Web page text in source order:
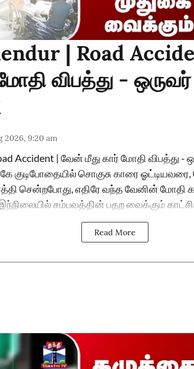
| Road
விபத்து - ஒருவர்
2026, 9:20 am
Accident | வேன் மீது கார் மோதி விபத்து -
குடிபோதையில் சொகுசு காரை
சென்றபோது, எதிரே வந்த வேனின் மோதி
இந்நிலையில் சம்பவத்தின் பதற வைக்கும்
Read More